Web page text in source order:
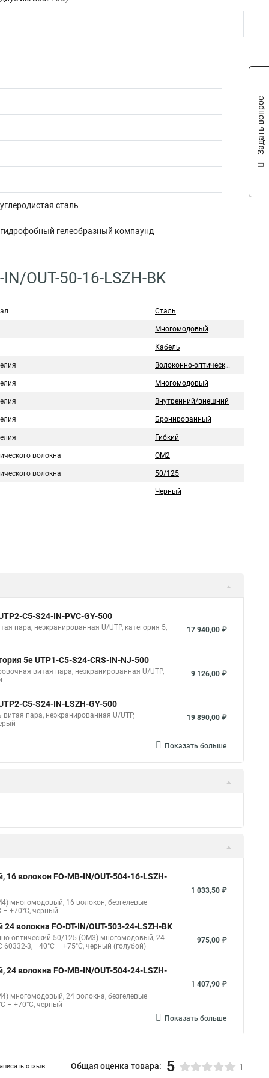
сталь
гелеобразный компаунд
OUT-50-16-LSZH-BK
Сталь
Многомодовый
Кабель
Волоконно-оптический
Многомодовый
Внутренний/внешний
Бронированный
Гибкий
волокна OM2
волокна 50/125
Черный
C5-S24-IN-PVC-GY-500
пара, неэкранированная U/UTP, категория 5,
17 940,00 ₽
5e UTP1-C5-S24-CRS-IN-NJ-500
витая пара, неэкранированная U/UTP,
9 126,00 ₽
C5-S24-IN-LSZH-GY-500
витая пара, неэкранированная U/UTP,
19 890,00 ₽
Показать больше
121,50 ₽
волокна FO-D2-IN-50-2-LSZH-BK
2 волокна, duplex, zip-cord, плотное
Показать больше
волокон FO-MB-IN/OUT-504-16-LSZH-
многомодовый, 16 волокон, безгелевые
1 033,50 ₽
оптический 50/125 (OM3) многомодовый, 24
975,00 ₽
Задать вопрос